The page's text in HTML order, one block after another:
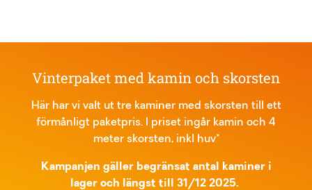
Vinterpaket med kamin och skorsten
Här har vi valt ut tre kaminer med skorsten till ett
förmånligt paketpris. I priset ingår kamin och 4
meter skorsten, inkl huv*
Kampanjen gäller begränsat antal kaminer i
lager och längst till 31/12 2025.